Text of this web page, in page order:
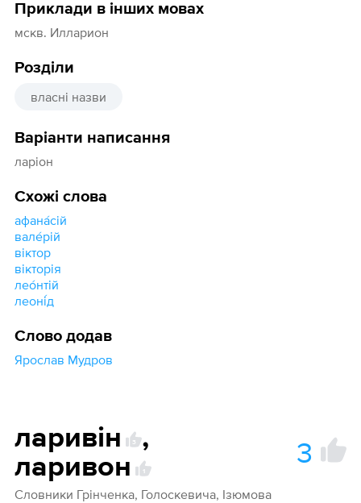
Приклади в інших мовах
мскв. Илларион
Розділи
власні назви
Варіанти написання
ларіон
Схожі слова
афана́сій
вале́рій
віктор
вікторія
лео́нтій
леоні́д
Слово додав
Ярослав Мудров
ларивін 3
,
ларивон
3
Словники Грінченка, Голоскевича, Ізюмова